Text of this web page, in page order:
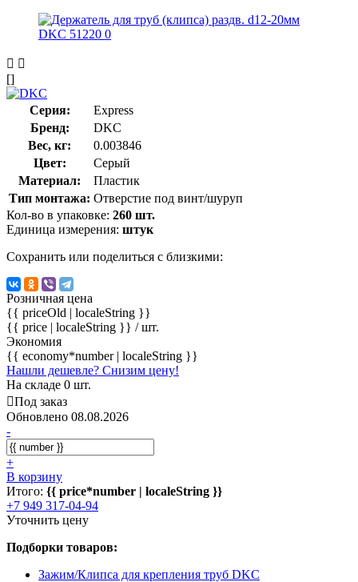
[]
Серия:
Express
Бренд:
DKC
Вес, кг:
0.003846
Цвет:
Серый
Материал:
Пластик
Тип монтажа: Отверстие под винт/шуруп
Кол-во в упаковке: 260 шт.
Единица измерения: штук
Сохранить или поделиться с близкими:
Розничная цена
{{ priceOld | localeString }}
{{ price | localeString }} / шт.
Экономия
{{ economy*number | localeString }}
Нашли дешевле? Снизим цену!
На складе 0 шт.
Под заказ
Обновлено 08.08.2026
-
+
В корзину
Итого: {{ price*number | localeString }}
+7 949 317-04-94
Уточнить цену
Подборки товаров:
Зажим/Клипса для крепления труб DKC